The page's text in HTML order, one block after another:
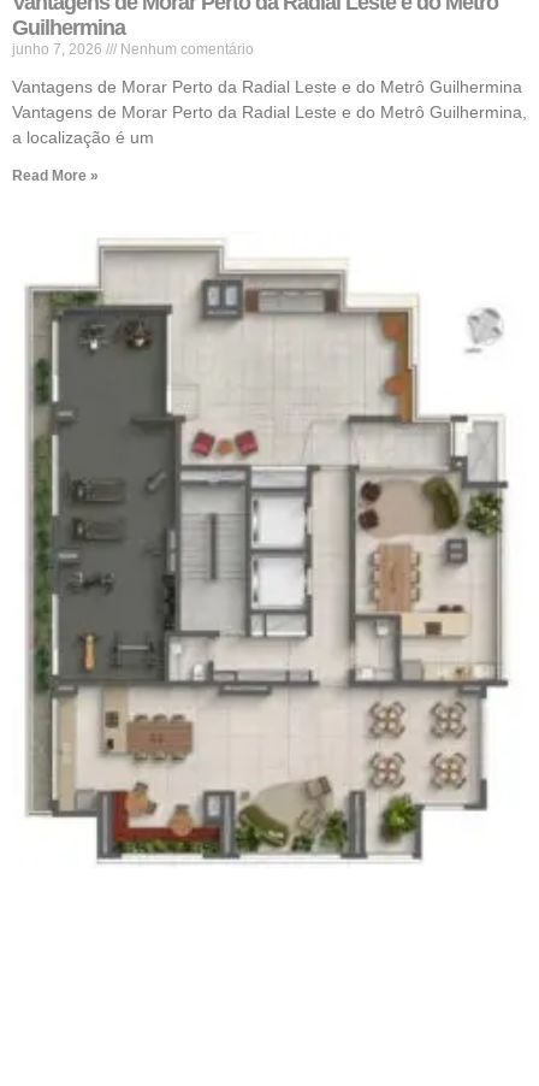
Guilhermina
junho 7, 2026 Nenhum comentário
Vantagens de Morar Perto da Radial Leste e do Metrô Guilhermina
Vantagens de Morar Perto da Radial Leste e do Metrô Guilhermina,
a localização é um
Read More »